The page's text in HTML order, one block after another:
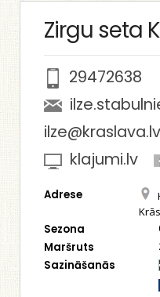
Zirgu seta
29472638
ilze@kraslava.lv
klajumi.lv
Adrese
Sezona
Maršruts
Sazināšanās